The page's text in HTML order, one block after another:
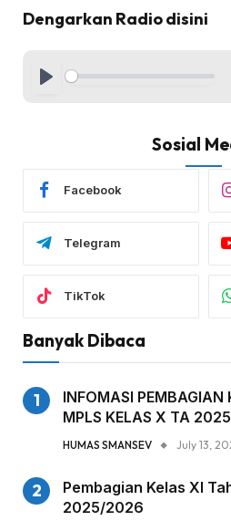
Dengarkan Radio disini
Sosial
Facebook
Telegram
TikTok
Banyak Dibaca
INFOMASI PEMBAGIAN
MPLS KELAS X TA
HUMAS SMANSEV July 13,
Pembagian Kelas XI
2025/2026